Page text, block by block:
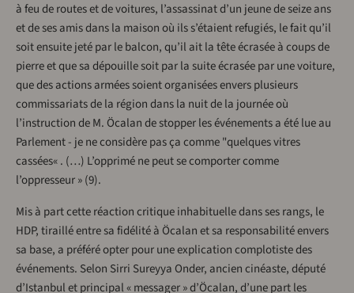
à feu de routes et de voitures, l’assassinat d’un jeune de seize ans
et de ses amis dans la maison où ils s’étaient refugiés, le fait qu’il
soit ensuite jeté par le balcon, qu’il ait la tête écrasée à coups de
pierre et que sa dépouille soit par la suite écrasée par une voiture,
que des actions armées soient organisées envers plusieurs
commissariats de la région dans la nuit de la journée où
l’instruction de M. Öcalan de stopper les événements a été lue au
Parlement - je ne considère pas ça comme "quelques vitres
cassées« . (…) L’opprimé ne peut se comporter comme
l’oppresseur » (9).
Mis à part cette réaction critique inhabituelle dans ses rangs, le
HDP, tiraillé entre sa fidélité à Öcalan et sa responsabilité envers
sa base, a préféré opter pour une explication complotiste des
événements. Selon Sirri Sureyya Onder, ancien cinéaste, député
d’Istanbul et principal « messager » d’Öcalan, d’une part les